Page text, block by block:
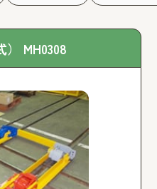
MH0308